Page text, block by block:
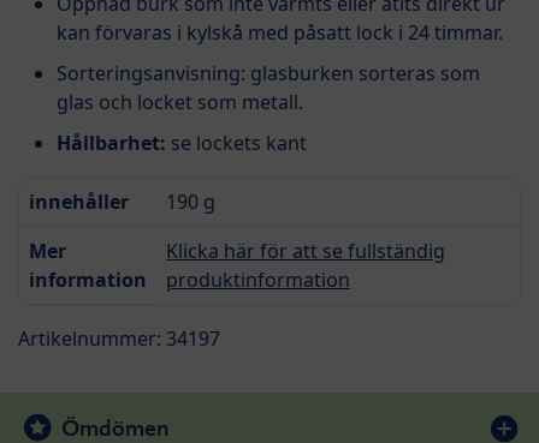
kan förvaras i kylskå med påsatt lock i 24 timmar.
Sorteringsanvisning: glasburken sorteras som
glas och locket som metall.
Hållbarhet: se lockets kant
innehåller
190 g
Mer
information
Klicka här för att se fullständig
produktinformation
Artikelnummer: 34197
Ömdömen